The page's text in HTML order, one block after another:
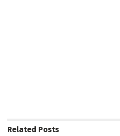
Related Posts